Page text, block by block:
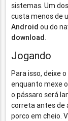
sistemas. Um
custa menos de
Android ou do
download.
Jogando
Para isso, deixe
enquanto mexe
o pássaro será
correta antes de
porco em cheio.